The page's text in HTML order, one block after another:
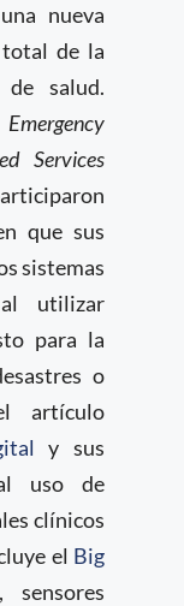
nueva
de la
salud.
Services
que sus
sistemas
utilizar
para la
o
artículo
y sus
uso de
clínicos
el Big
, sensores